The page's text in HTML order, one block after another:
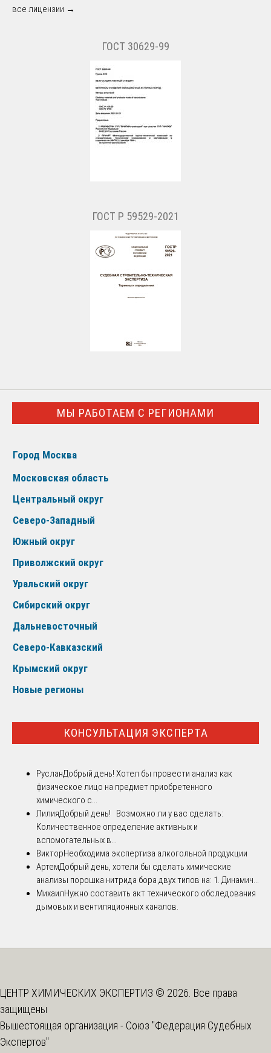
все лицензии →
ГОСТ 30629-99
ГОСТ Р 59529-2021
МЫ РАБОТАЕМ С РЕГИОНАМИ
Город Москва
Московская область
Центральный округ
Северо-Западный
Южный округ
Приволжский округ
Уральский округ
Сибирский округ
Дальневосточный
Северо-Кавказский
Крымский округ
Новые регионы
КОНСУЛЬТАЦИЯ ЭКСПЕРТА
РусланДобрый день! Хотел бы провести анализ как
физическое лицо на предмет приобретенного
химического с...
ЛилияДобрый день! Возможно ли у вас сделать:
Количественное определение активных и
вспомогательных в...
ВикторНеобходима экспертиза алкогольной продукции
АртемДобрый день, хотели бы сделать химические
анализы порошка нитрида бора двух типов на: 1. Динамич...
МихаилНужно составить акт технического обследования
дымовых и вентиляционных каналов.
ЦЕНТР ХИМИЧЕСКИХ ЭКСПЕРТИЗ © 2026. Все права
защищены
Вышестоящая организация - Союз "Федерация Судебных
Экспертов"